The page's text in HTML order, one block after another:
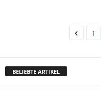
1
BELIEBTE ARTIKEL